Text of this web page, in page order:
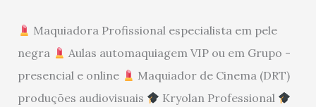
Maquiadora Profissional especialista em pele
negra
Aulas automaquiagem VIP ou em Grupo -
presencial e online
Maquiador de Cinema (DRT)
produções audiovisuais
Kryolan Professional